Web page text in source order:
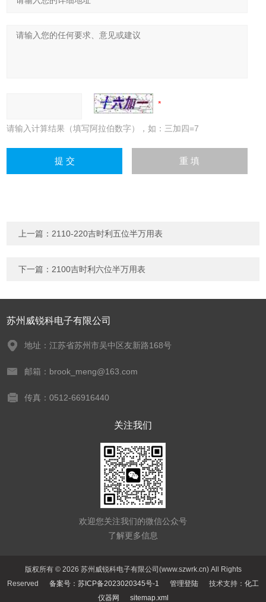
请输入计算结果（填写阿拉伯数字），如：三加四=7
上一篇： 2110-220吉时利五位半万用表
下一篇： 2100吉时利六位半万用表
苏州威锐科电子有限公司
地址：江苏省苏州市吴中区友新路168号
邮箱：brook_meng@163.com
传真：0512-66916440
关注我们
欢迎您关注我们的微信公众号
了解更多信息
版权所有 © 2026 苏州威锐科电子有限公司(www.szwrk.cn) All Rights
Reserved 备案号：苏ICP备2023020345号-1 管理登陆 技术支持： 化工
仪器网
sitemap.xml